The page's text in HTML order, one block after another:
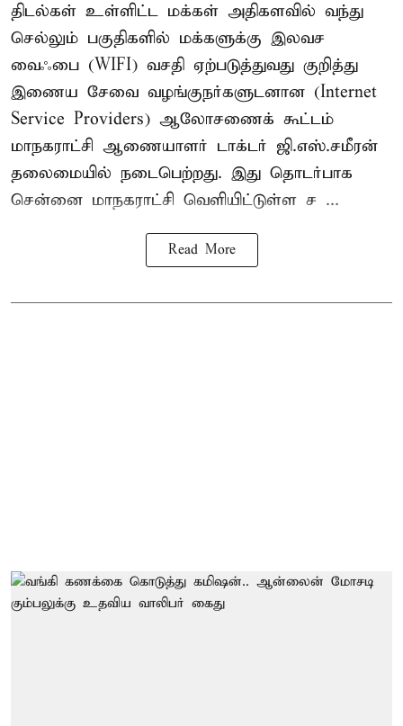
திடல்கள் உள்ளிட்ட மக்கள் அதிகளவில் வந்து
செல்லும் பகுதிகளில் மக்களுக்கு இலவச
வைஃபை (WIFI) வசதி ஏற்படுத்துவது குறித்து
இணைய சேவை வழங்குநர்களுடனான (Internet
Service Providers) ஆலோசணைக் கூட்டம்
மாநகராட்சி ஆணையாளர் டாக்டர் ஜி.எஸ்.சமீரன்
தலைமையில் நடைபெற்றது. இது தொடர்பாக
சென்னை மாநகராட்சி வெளியிட்டுள்ள ச ...
Read More